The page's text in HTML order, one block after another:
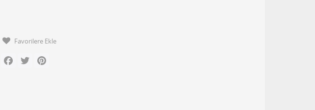
Favorilere Ekle
Facebook
Twitter